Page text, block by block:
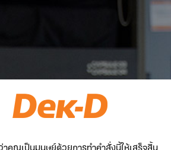
าคุณเป็นมนุษย์ด้วยการทำคำสั่งนี้ให้เสร็จสิ้น